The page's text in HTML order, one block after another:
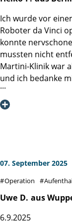
Aufgrund meiner
aufmerksam
immer wieder
hervorragenden
die Klinik ohne
Prof. Dr. Salomon
behandelt worden.
Ich wurde vor
Roboter da Vinci
konnte
mussten nicht
Martini-Klinik war
und ich bedanke
ganzem Herzen
seines sicher
usw. waren
Ich möchte kurz
07. September 2025
Operation
Uwe D. aus
6.9.2025